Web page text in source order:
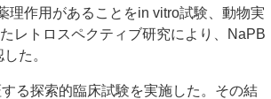
理作用があることをin vitro試験、動物実
レトロスペクティブ研究により、NaPB
た。
る探索的臨床試験を実施した。その結